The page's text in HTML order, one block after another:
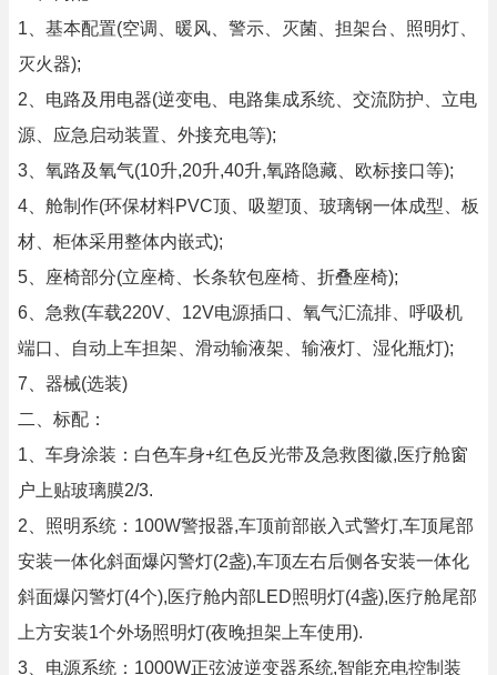
1、基本配置(空调、暖风、警示、灭菌、担架台、照明灯、
灭火器);
2、电路及用电器(逆变电、电路集成系统、交流防护、立电
源、应急启动装置、外接充电等);
3、氧路及氧气(10升,20升,40升,氧路隐藏、欧标接口等);
4、舱制作(环保材料PVC顶、吸塑顶、玻璃钢一体成型、板
材、柜体采用整体内嵌式);
5、座椅部分(立座椅、长条软包座椅、折叠座椅);
6、急救(车载220V、12V电源插口、氧气汇流排、呼吸机
端口、自动上车担架、滑动输液架、输液灯、湿化瓶灯);
7、器械(选装)
二、标配：
1、车身涂装：白色车身+红色反光带及急救图徽,医疗舱窗
户上贴玻璃膜2/3.
2、照明系统：100W警报器,车顶前部嵌入式警灯,车顶尾部
安装一体化斜面爆闪警灯(2盏),车顶左右后侧各安装一体化
斜面爆闪警灯(4个),医疗舱内部LED照明灯(4盏),医疗舱尾部
上方安装1个外场照明灯(夜晚担架上车使用).
3、电源系统：1000W正弦波逆变器系统,智能充电控制装